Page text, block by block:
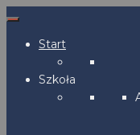
Start
Szkoła